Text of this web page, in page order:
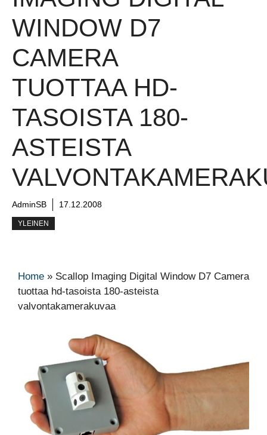
WINDOW D7
CAMERA
TUOTTAA HD-
TASOISTA 180-
ASTEISTA
AdminSB 17.12.2008
YLEINEN
Home » Scallop Imaging Digital Window D7 Camera
tuottaa hd-tasoista 180-asteista
valvontakamerakuvaa